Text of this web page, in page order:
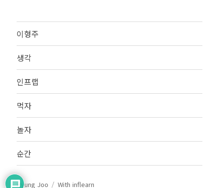
이형주
생각
인프랩
먹자
놀자
순간
Hyung Joo With inflearn